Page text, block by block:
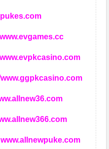
www.allnewpuke.com